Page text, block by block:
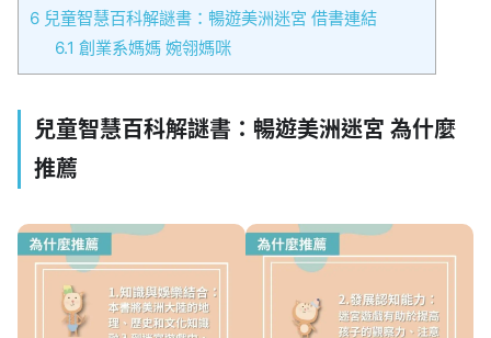
6 兒童智慧百科解謎書：暢遊美洲迷宮 借書連結
6.1 創業系媽媽 婉翎媽咪
兒童智慧百科解謎書：暢遊美洲迷宮 為什麼
推薦